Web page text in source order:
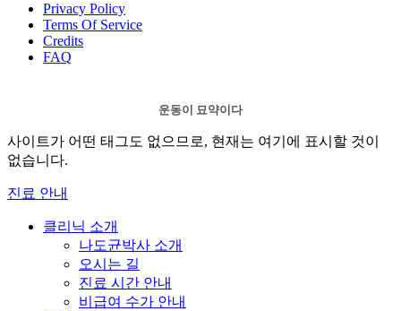
Privacy Policy
Terms Of Service
Credits
FAQ
운동이 묘약이다
사이트가 어떤 태그도 없으므로, 현재는 여기에 표시할 것이
없습니다.
진료 안내
클리닉 소개
나도균박사 소개
오시는 길
진료 시간 안내
비급여 수가 안내